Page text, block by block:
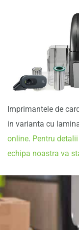
Imprimantele de
in varianta cu
online. Pentru
echipa noastra va